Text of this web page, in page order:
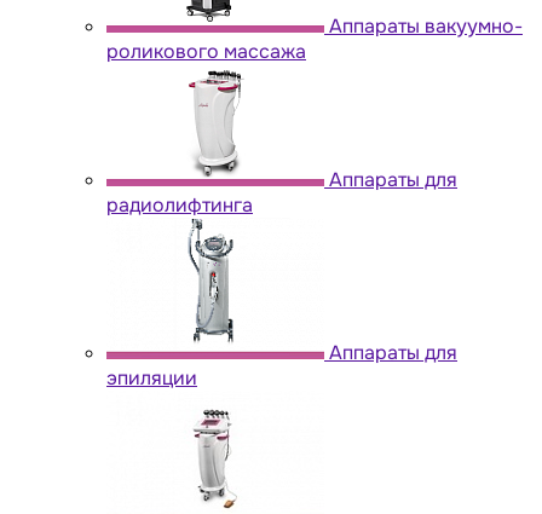
Аппараты вакуумно-
роликового массажа
Аппараты для
радиолифтинга
Аппараты для
эпиляции